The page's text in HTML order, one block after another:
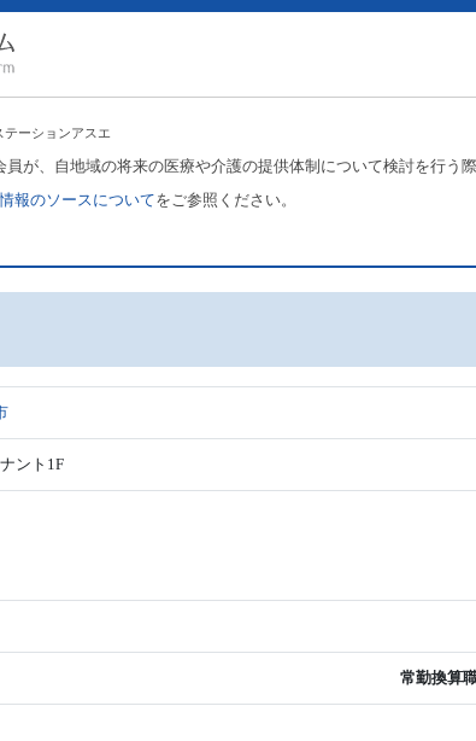
テーションアスエ
が、自地域の将来の医療や介護の提供体制について検討を行
報のソースについてをご参照ください。
ント1F
常勤換算